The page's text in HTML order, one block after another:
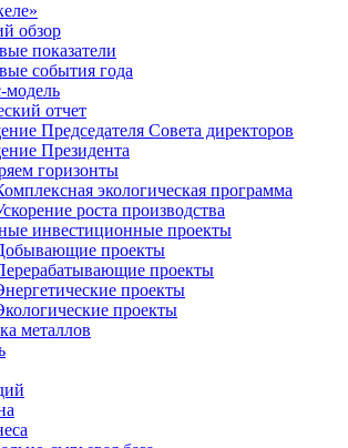
обзор
показатели
события года
модель
отчет
Председателя Совета директоров
Президента
горизонты
экологическая программа
роста производства
инвестиционные проекты
проекты
проекты
проекты
проекты
металлов